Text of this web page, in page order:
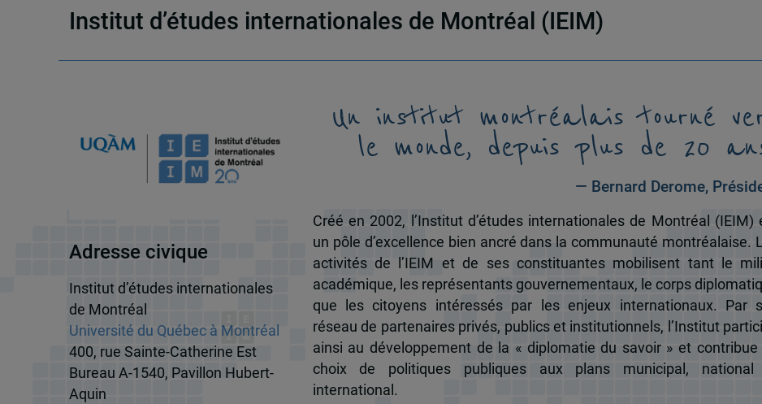
Institut d’études internationales de Montréal (IEIM)
Adresse civique
Institut d’études internationales
de Montréal
Université du Québec à Montréal
400, rue Sainte-Catherine Est
Bureau A-1540, Pavillon Hubert-
Aquin
Un institut montréalais tourné
le monde, depuis plus de 20
— Bernard Derome,
Créé en 2002, l’Institut d’études internationales de Montréal (IEIM)
un pôle d’excellence bien ancré dans la communauté montréalaise.
activités de l’IEIM et de ses constituantes mobilisent tant le
académique, les représentants gouvernementaux, le corps
que les citoyens intéressés par les enjeux internationaux. Par
réseau de partenaires privés, publics et institutionnels, l’Institut
ainsi au développement de la « diplomatie du savoir » et contribue
choix de politiques publiques aux plans municipal,
international.